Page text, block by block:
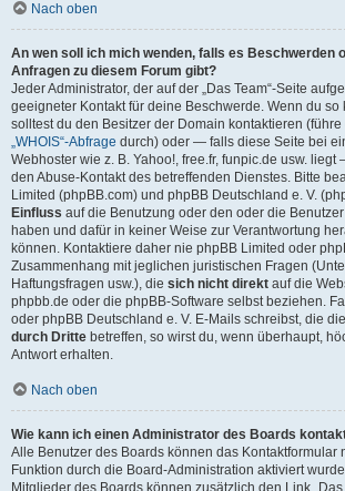
Nach oben
An wen soll ich mich wenden, falls es Beschwerden
Anfragen zu diesem Forum gibt?
Jeder Administrator, der auf der „Das Team“-Seite
geeigneter Kontakt für deine Beschwerde. Wenn du so
solltest du den Besitzer der Domain kontaktieren (führe
„WHOIS“-Abfrage durch) oder — falls diese Seite bei
Webhoster wie z. B. Yahoo!, free.fr, funpic.de usw.
den Abuse-Kontakt des betreffenden Dienstes. Bitte
Limited (phpBB.com) und phpBB Deutschland e. V.
Einfluss auf die Benutzung oder den oder die
haben und dafür in keiner Weise zur Verantwortung
können. Kontaktiere daher nie phpBB Limited oder
Zusammenhang mit jeglichen juristischen Fragen
Haftungsfragen usw.), die sich nicht direkt auf die
phpbb.de oder die phpBB-Software selbst beziehen.
oder phpBB Deutschland e. V. E-Mails schreibst, die die
durch Dritte betreffen, so wirst du, wenn überhaupt,
Antwort erhalten.
Nach oben
Wie kann ich einen Administrator des Boards
Alle Benutzer des Boards können das Kontaktformular
Funktion durch die Board-Administration aktiviert
Mitglieder des Boards können zusätzlich den Link „Das